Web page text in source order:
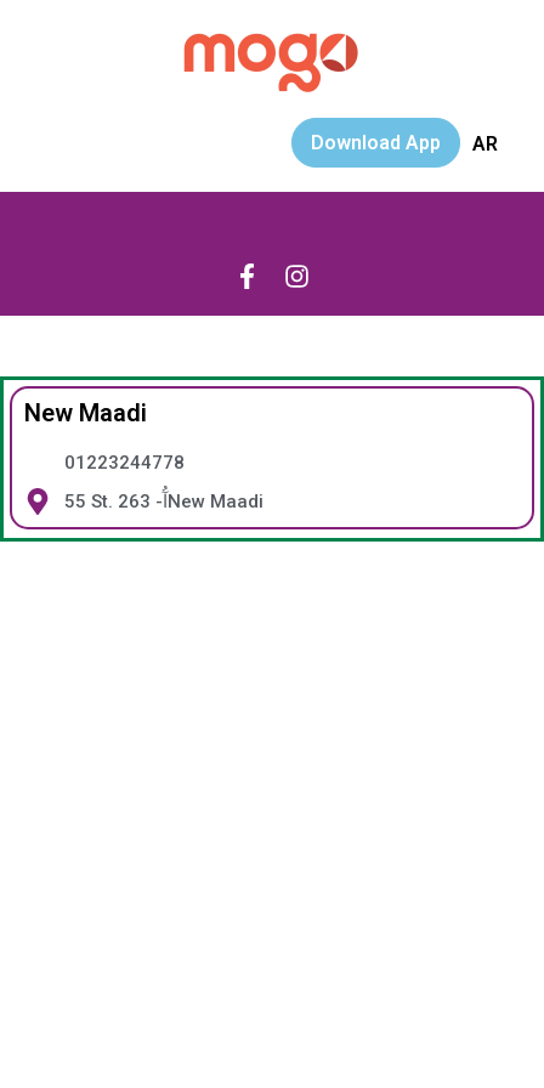
Download App AR
New Maadi
01223244778
55 St. 263 -آُNew Maadi